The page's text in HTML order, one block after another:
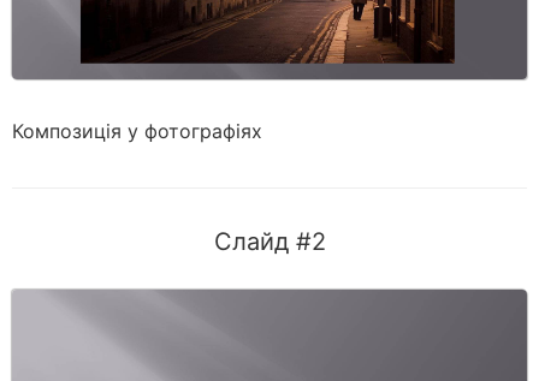
Композиція у фотографіях
Слайд #2